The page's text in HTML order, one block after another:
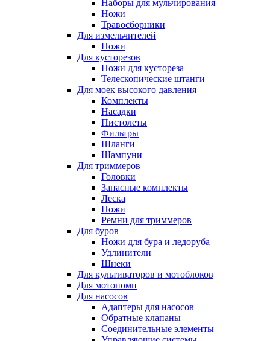
Наборы для мульчирования
Ножи
Травосборники
Для измельчителей
Ножи
Для кусторезов
Ножи для кустореза
Телескопические штанги
Для моек высокого давления
Комплекты
Насадки
Пистолеты
Фильтры
Шланги
Шампуни
Для триммеров
Головки
Запасные комплекты
Леска
Ножи
Ремни для триммеров
Для буров
Ножи для бура и ледоруба
Удлинители
Шнеки
Для культиваторов и мотоблоков
Для мотопомп
Для насосов
Адаптеры для насосов
Обратные клапаны
Соединительные элементы